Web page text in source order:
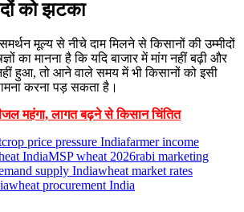
को झटका
मूल्य से नीचे दाम मिलने से किसानों की उम्मीदों
का मानना है कि यदि बाजार में मांग नहीं बढ़ी और
हुआ, तो आने वाले समय में भी किसानों को इसी
करना पड़ सकता है।
महंगा, लागत बढ़ने से किसान चिंतित
crop price pressure Indiafarmer income
IndiaMSP wheat 2026rabi marketing
supply Indiawheat market rates
wheat procurement India